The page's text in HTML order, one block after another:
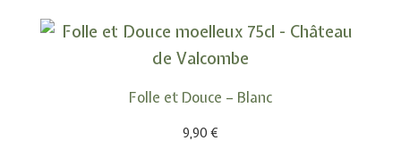
Folle et Douce – Blanc
9,90€